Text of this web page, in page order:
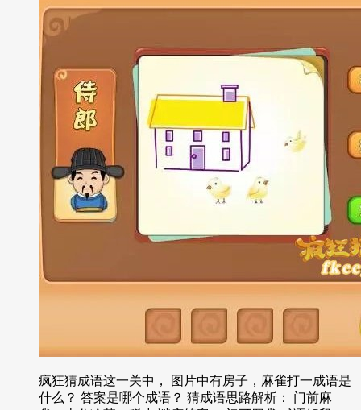
疯狂猜成语这一关中， 图片中有房子，麻雀打一成语是
什么？ 答案是哪个成语？ 猜成语思路解析： 门前麻